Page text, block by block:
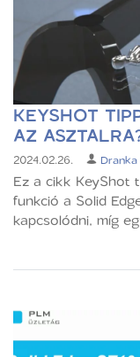
KEYSHOT
AZ
2024.02.26.
Ez a cikk KeyShot
funkció a Solid
kapcsolódni, míg